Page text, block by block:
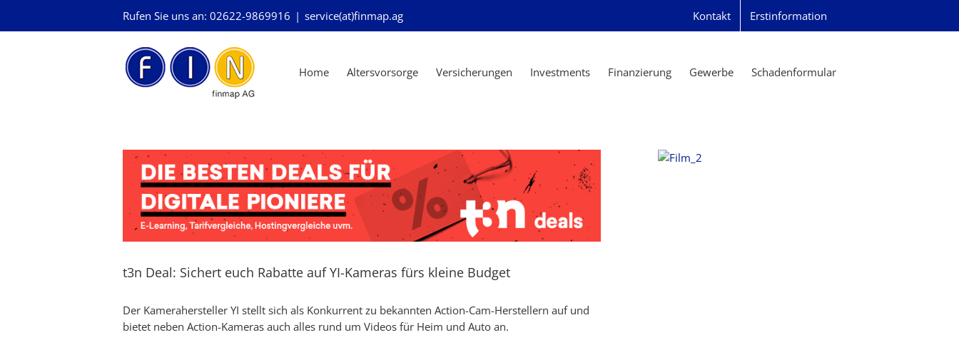
Rufen Sie uns an: 02622-9869916 | service(at)finmap.ag Kontakt Erstinformation
Home Altersvorsorge Versicherungen Investments Finanzierung Gewerbe Schadenformular
t3n Deal: Sichert euch Rabatte auf YI-Kameras fürs kleine Budget
Der Kamerahersteller YI stellt sich als Konkurrent zu bekannten Action-Cam-Herstellern auf und
bietet neben Action-Kameras auch alles rund um Videos für Heim und Auto an.